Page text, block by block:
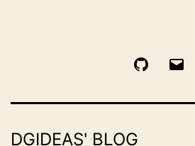
GitHub
DGIDEAS' BLOG